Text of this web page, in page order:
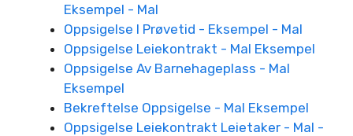
Eksempel - Mal
Oppsigelse I Prøvetid - Eksempel - Mal
Oppsigelse Leiekontrakt - Mal Eksempel
Oppsigelse Av Barnehageplass - Mal
Eksempel
Bekreftelse Oppsigelse - Mal Eksempel
Oppsigelse Leiekontrakt Leietaker - Mal -